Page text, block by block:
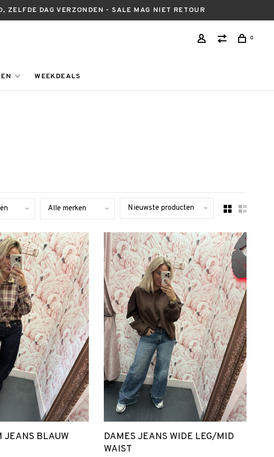
DAG VERZONDEN - SALE MAG NIET RETOUR
0
WEEKDEALS
Alle merken Nieuwste producten
JEANS BLAUW
DAMES JEANS WIDE LEG/MID
WAIST